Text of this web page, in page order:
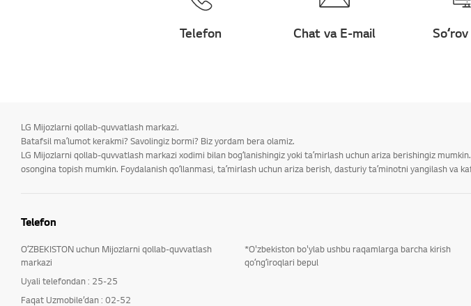
Telefon Chat va E-mail
LG Mijozlarni qollab-quvvatlash markazi.
Batafsil maʼlumot kerakmi? Savolingiz bormi? Biz yordam bera olamiz.
LG Mijozlarni qollab-quvvatlash markazi xodimi bilan bogʻlanishingiz yoki taʼmirlash uchun ariza berishingiz
osongina topish mumkin. Foydalanish qoʻllanmasi, taʼmirlash uchun ariza berish, dasturiy taʼminotni yangilash
Telefon
OʻZBEKISTON uchun Mijozlarni qollab-quvvatlash
markazi
Uyali telefondan : 25-25
Faqat Uzmobile’dan : 02-52
*O'zbekiston bo'ylab ushbu raqamlarga barcha kirish
qoʻngʻiroqlari bepul